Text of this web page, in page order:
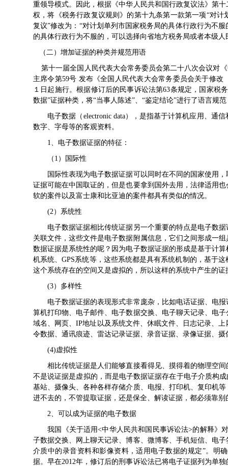
重领导模式。因此，根据《中华人民共和国行政复议法》第
权，将《税务行政复议规则》的第十九条第一款第一项“对
复议”修改为：“对计划单列市国家税务局的具体行政行为不
的具体行政行为不服的，可以选择向省地方税务局或者本级
（二）增加证据的种类并规范用语
第十一届全国人民代表大会常务委员会第二十八次会议对
主席令第59号 发布《全国人民代表大会常务委员会关于修
１日起施行。根据修订后的民事诉讼法第63条规定，国家税
数据”证据种类，将“当事人陈述”、“鉴定结论”进行了语言
电子数据（electronic data），是指基于计算机应用、通
数字、字母等的客观资料。
1、电子数据证据的特征：
（1）国际性
国际性表现为电子数据证据可以同时在不同的国家使用，
证据可能在中国取证的，但是也要拿到国外去用，法律适用
软的案件以及富士康和比亚迪的案件都具有类似的情况
(2）系统性
电子数据证据相比传统证据另一个重要的特点是电子数据
关联文件，这些文件是电子数据附属信息，它们之间形成一
数据证据是系统性的呢？因为电子数据证据的形成是基于计
机系统、GPS系统等，这些系统都是具有系统机制的，基于
这个系统存在的空间又是虚拟的，所以这样的系统中产生
(3）多样性
电子数据证据的表现形式非常庞杂，比如电话证据、电报
算机打印物、电子邮件、电子数据交换、电子聊天记录、电
域名、网页、IP地址以及系统文件、休眠文件、日志记录、
令数据、通讯痕迹、雷达记录证据、录音证据、录像证据
(4)虚拟性
相比传统证据是人们能够直接看得见、摸得着的物理空间
不是说证据是虚拟的，而是电子数据证据存在于电子介质构
基站、摄像头、各种各样存储介质、电报、打印机、复印机
进不去的，不管提取证据，还是保全、解读证据，都必须
2、可以成为证据的电子数据
我国《关于适用<中华人民共和国民事诉讼法>的解释》
子数据交换、网上聊天记录、博客、微博客、手机短信、电
介质中的录音资料和影像资料，适用电子数据的规定”。明
据。早在2012年，修订后的刑事诉讼法已将电子证据列为单